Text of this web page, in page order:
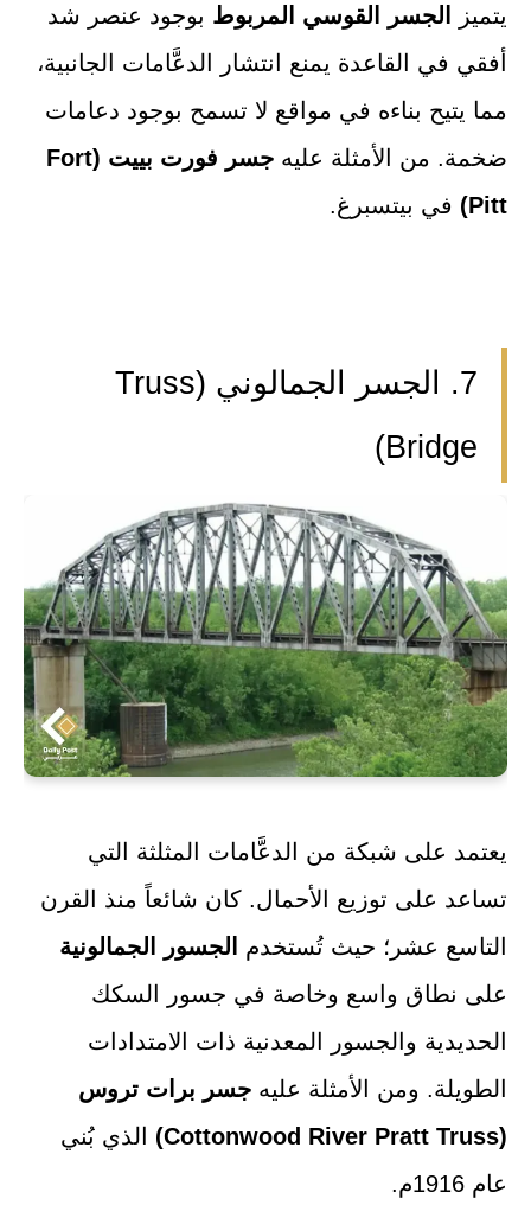
يتميز الجسر القوسي المربوط بوجود عنصر شد
أفقي في القاعدة يمنع انتشار الدعَّامات الجانبية،
مما يتيح بناءه في مواقع لا تسمح بوجود دعامات
ضخمة. من الأمثلة عليه
جسر فورت بييت (Fort
Pitt)
في بيتسبرغ.
7. الجسر الجمالوني (Truss
Bridge)
يعتمد على شبكة من الدعَّامات المثلثة التي
تساعد على توزيع الأحمال. كان شائعاً منذ القرن
التاسع عشر؛ حيث تُستخدم
الجسور الجمالونية
على نطاق واسع وخاصة في جسور السكك
الحديدية والجسور المعدنية ذات الامتدادات
الطويلة. ومن الأمثلة عليه جسر برات تروس
(Cottonwood River Pratt Truss)
الذي بُني
عام 1916م.